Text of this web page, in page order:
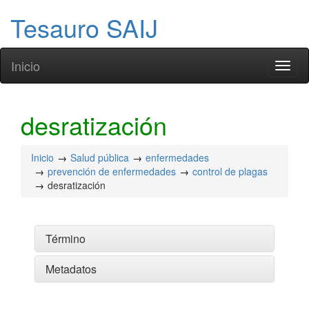
Tesauro SAIJ
Inicio
desratización
Inicio Salud pública
enfermedades
prevención de enfermedades
control de plagas
desratización
Término
Metadatos